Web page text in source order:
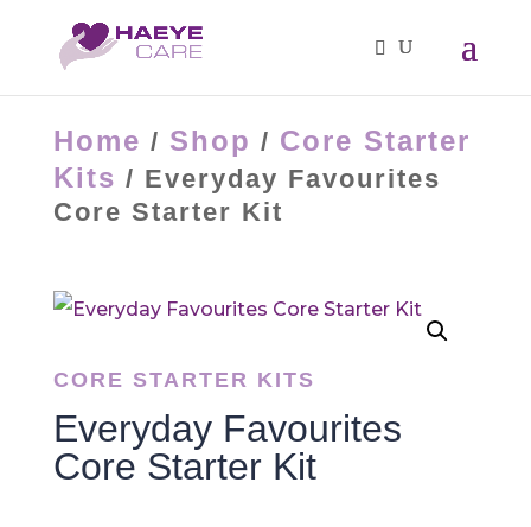
Home / Shop / Core Starter
Kits / Everyday Favourites
Core Starter Kit
CORE STARTER KITS
Everyday Favourites
Core Starter Kit